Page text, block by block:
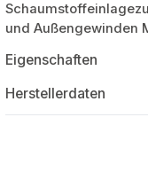
und Außengewinden
Eigenschaften
Herstellerdaten